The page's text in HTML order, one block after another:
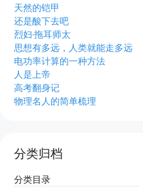
天然的铠甲
还是酸下去吧
烈妇·拖耳师太
思想有多远，人类就能走多远
电功率计算的一种方法
人是上帝
高考翻身记
物理名人的简单梳理
分类归档
分类目录